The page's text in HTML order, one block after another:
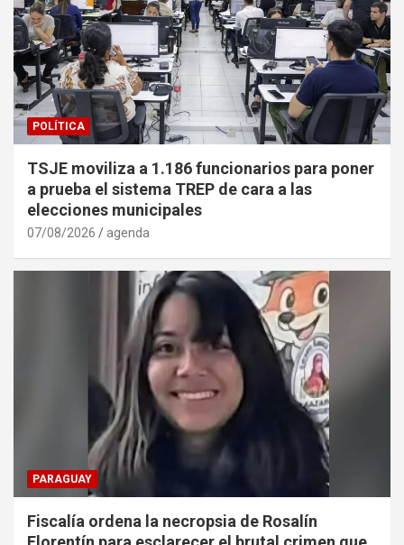
POLÍTICA
TSJE moviliza a 1.186 funcionarios para poner
a prueba el sistema TREP de cara a las
elecciones municipales
07/08/2026 agenda
PARAGUAY
Fiscalía ordena la necropsia de Rosalín